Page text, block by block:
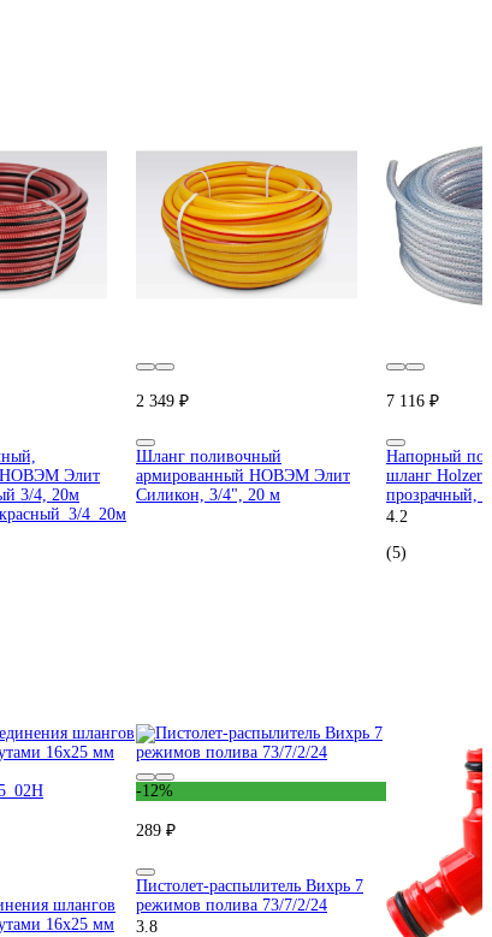
НОВЭМ Элит
3/4, 20м
4_20м
2 349 ₽
Шланг поливочный
армированный НОВЭМ Элит
Силикон, 3/4", 20 м
7 116 ₽
Напорный
шланг Holzer
прозрачный,
4.2
(5)
шлангов
16х25 мм
-12%
289 ₽
Пистолет-распылитель Вихрь 7
режимов полива 73/7/2/24
3.8